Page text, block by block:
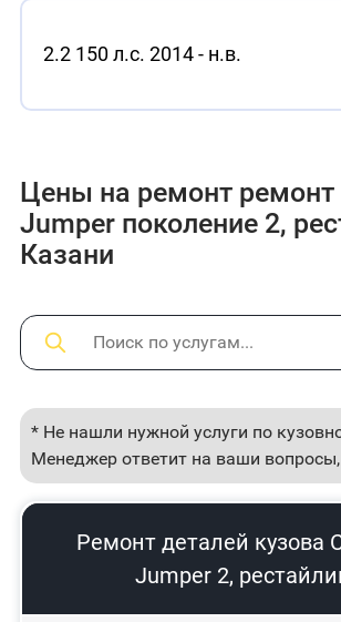
2.2 150 л.с. 2014 - н.в.
Цены на ремонт ремонт
Jumper поколение 2,
Казани
* Не нашли нужной услуги по
Менеджер ответит на ваши вопросы,
Ремонт деталей кузова
Jumper 2,